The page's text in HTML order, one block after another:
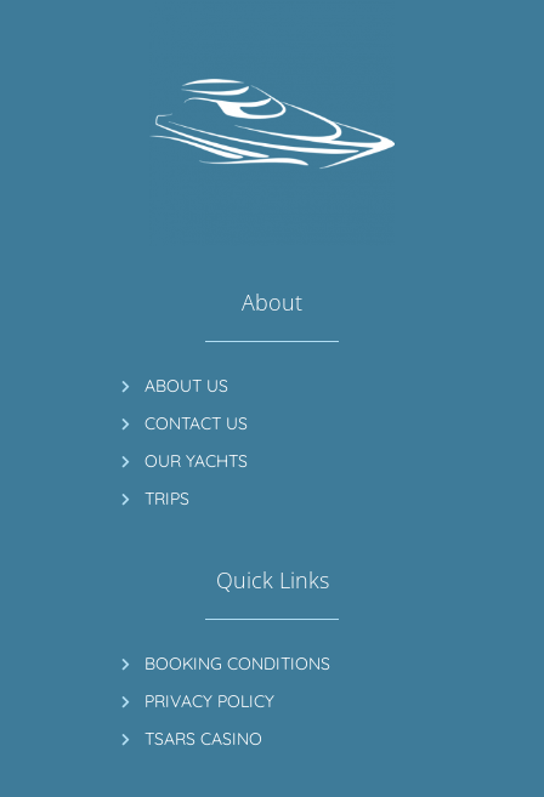
About
ABOUT US
CONTACT US
OUR YACHTS
TRIPS
Quick Links
BOOKING CONDITIONS
PRIVACY POLICY
TSARS CASINO